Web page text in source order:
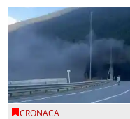
CRONACA